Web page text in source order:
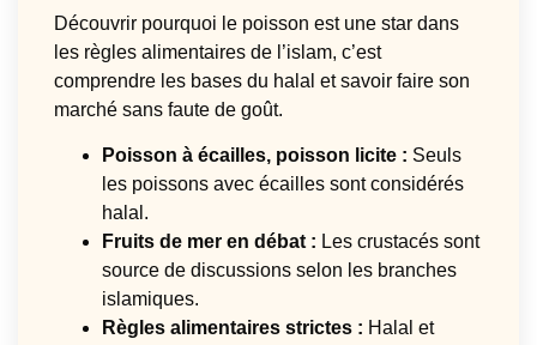
Découvrir pourquoi le poisson est une star dans
les règles alimentaires de l’islam, c’est
comprendre les bases du halal et savoir faire son
marché sans faute de goût.
Poisson à écailles, poisson licite : Seuls
les poissons avec écailles sont considérés
halal.
Fruits de mer en débat : Les crustacés sont
source de discussions selon les branches
islamiques.
Règles alimentaires strictes : Halal et